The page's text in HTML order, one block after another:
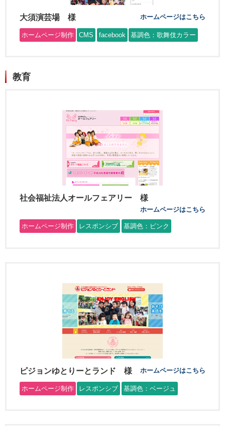
大須演芸場 様 ホームページはこちら
ホームページ制作 CMS facebook 基調色：歌舞伎カラー
教育
社会福祉法人オールフェアリー 様
ホームページはこちら
ホームページ制作 レスポンシブ 基調色：ピンク
ピジョンゆとりーとランド 様 ホームページはこちら
ホームページ制作 レスポンシブ 基調色：ベージュ